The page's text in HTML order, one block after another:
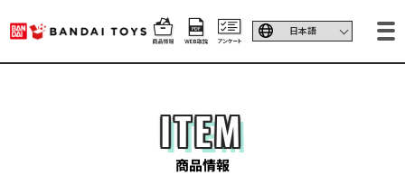
ITEM
商品情報